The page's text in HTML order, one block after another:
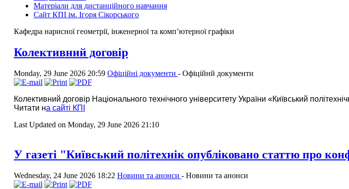
Матеріали для дистанційного навчання
Сайт КПІ ім. Ігоря Сікорського
Кафедра нарисної геометрії, інженерної та комп’ютерної графіки
Колективний договiр
Monday, 29 June 2026 20:59 Офіційні документи - Офіційнй документи
Колективний договiр Національного технічного університету України «Київський
Читати на сайті КПІ
Last Updated on Monday, 29 June 2026 21:10
У газеті "Київський політехнік опубліковано статтю про
Wednesday, 24 June 2026 18:22 Новини та анонси - Новини та анонси